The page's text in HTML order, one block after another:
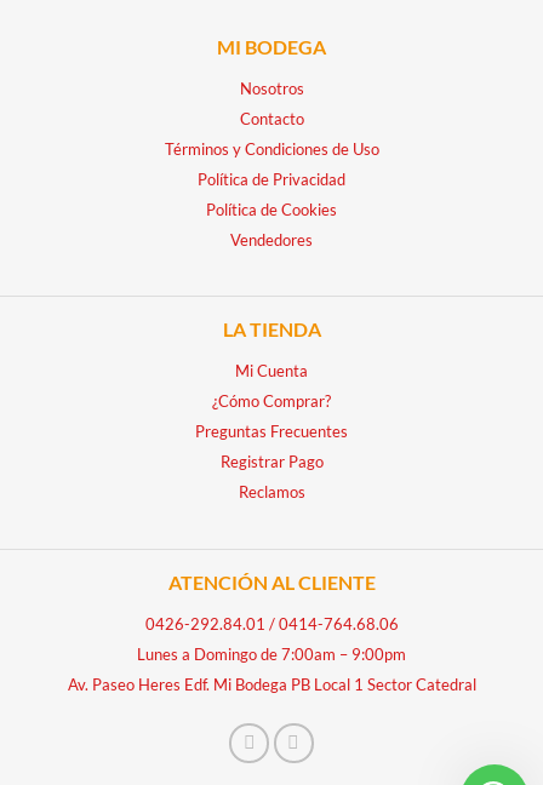
MI BODEGA
Nosotros
Contacto
Términos y Condiciones de Uso
Política de Privacidad
Política de Cookies
Vendedores
LA TIENDA
Mi Cuenta
¿Cómo Comprar?
Preguntas Frecuentes
Registrar Pago
Reclamos
ATENCIÓN AL CLIENTE
0426-292.84.01 /0414-764.68.06
Lunes a Domingo de 7:00am – 9:00pm
Av. Paseo Heres Edf. Mi Bodega PB Local 1 Sector Catedral